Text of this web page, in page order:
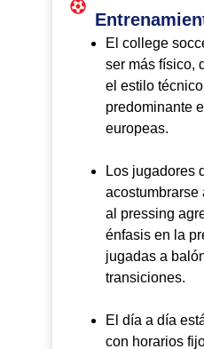
El college
ser más físico,
el estilo
predominante
europeas.
Los jugadores
acostumbrarse
al pressing
énfasis en la
jugadas a
transiciones.
El día a día
con horarios